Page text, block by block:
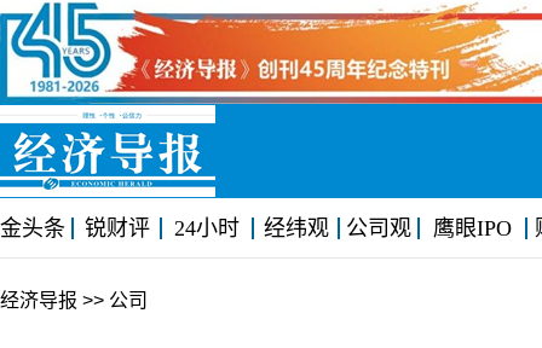
金头条 锐财评 24小时 经纬观 公司观 鹰眼IPO
经济导报 >> 公司